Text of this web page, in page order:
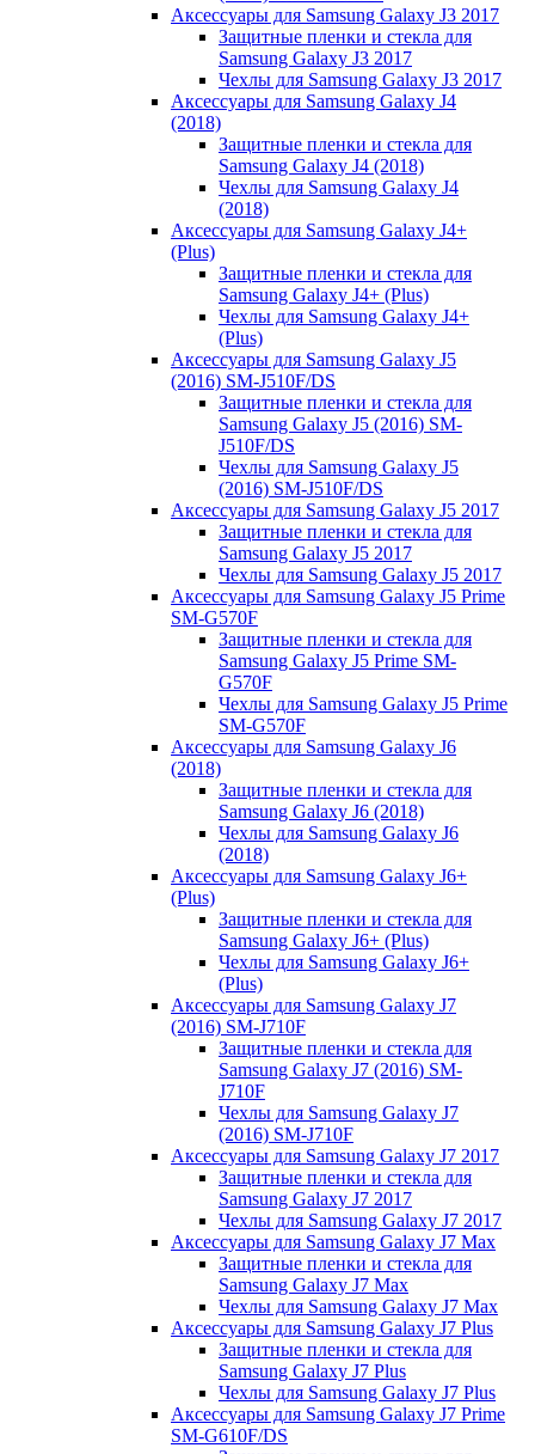
Аксессуары для Samsung Galaxy J3 2017
Защитные пленки и стекла для
Samsung Galaxy J3 2017
Чехлы для Samsung Galaxy J3 2017
Аксессуары для Samsung Galaxy J4
(2018)
Защитные пленки и стекла для
Samsung Galaxy J4 (2018)
Чехлы для Samsung Galaxy J4
(2018)
Аксессуары для Samsung Galaxy J4+
(Plus)
Защитные пленки и стекла для
Samsung Galaxy J4+ (Plus)
Чехлы для Samsung Galaxy J4+
(Plus)
Аксессуары для Samsung Galaxy J5
(2016) SM-J510F/DS
Защитные пленки и стекла для
Samsung Galaxy J5 (2016) SM-
J510F/DS
Чехлы для Samsung Galaxy J5
(2016) SM-J510F/DS
Аксессуары для Samsung Galaxy J5 2017
Защитные пленки и стекла для
Samsung Galaxy J5 2017
Чехлы для Samsung Galaxy J5 2017
Аксессуары для Samsung Galaxy J5 Prime
SM-G570F
Защитные пленки и стекла для
Samsung Galaxy J5 Prime SM-
G570F
Чехлы для Samsung Galaxy J5 Prime
SM-G570F
Аксессуары для Samsung Galaxy J6
(2018)
Защитные пленки и стекла для
Samsung Galaxy J6 (2018)
Чехлы для Samsung Galaxy J6
(2018)
Аксессуары для Samsung Galaxy J6+
(Plus)
Защитные пленки и стекла для
Samsung Galaxy J6+ (Plus)
Чехлы для Samsung Galaxy J6+
(Plus)
Аксессуары для Samsung Galaxy J7
(2016) SM-J710F
Защитные пленки и стекла для
Samsung Galaxy J7 (2016) SM-
J710F
Чехлы для Samsung Galaxy J7
(2016) SM-J710F
Аксессуары для Samsung Galaxy J7 2017
Защитные пленки и стекла для
Samsung Galaxy J7 2017
Чехлы для Samsung Galaxy J7 2017
Аксессуары для Samsung Galaxy J7 Max
Защитные пленки и стекла для
Samsung Galaxy J7 Max
Чехлы для Samsung Galaxy J7 Max
Аксессуары для Samsung Galaxy J7 Plus
Защитные пленки и стекла для
Samsung Galaxy J7 Plus
Чехлы для Samsung Galaxy J7 Plus
Аксессуары для Samsung Galaxy J7 Prime
SM-G610F/DS